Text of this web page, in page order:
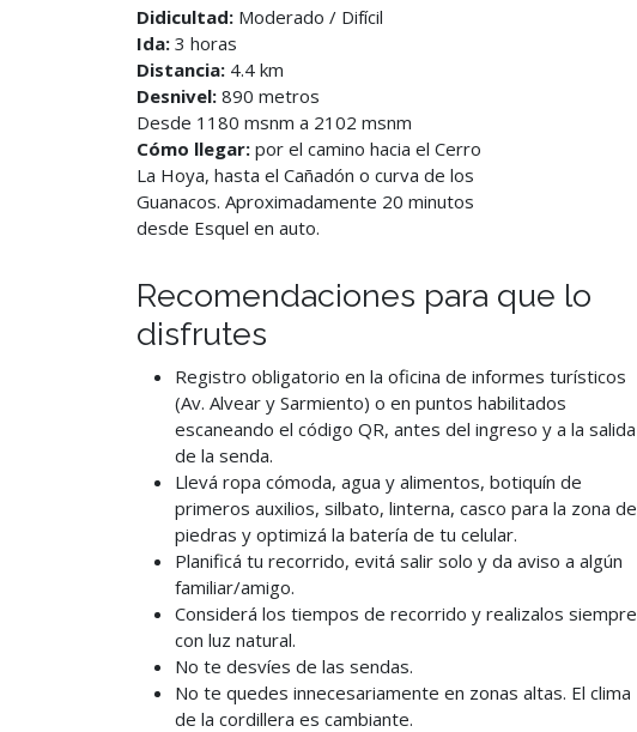
Didicultad: Moderado / Difícil
Ida: 3 horas
Distancia: 4.4 km
Desnivel: 890 metros
Desde 1180 msnm a 2102 msnm
Cómo llegar: por el camino hacia el Cerro
La Hoya, hasta el Cañadón o curva de los
Guanacos. Aproximadamente 20 minutos
desde Esquel en auto.
Recomendaciones para que lo
disfrutes
Registro obligatorio en la oficina de informes turísticos
(Av. Alvear y Sarmiento) o en puntos habilitados
escaneando el código QR, antes del ingreso y a la salida
de la senda.
Llevá ropa cómoda, agua y alimentos, botiquín de
primeros auxilios, silbato, linterna, casco para la zona de
piedras y optimizá la batería de tu celular.
Planificá tu recorrido, evitá salir solo y da aviso a algún
familiar/amigo.
Considerá los tiempos de recorrido y realizalos siempre
con luz natural.
No te desvíes de las sendas.
No te quedes innecesariamente en zonas altas. El clima
de la cordillera es cambiante.